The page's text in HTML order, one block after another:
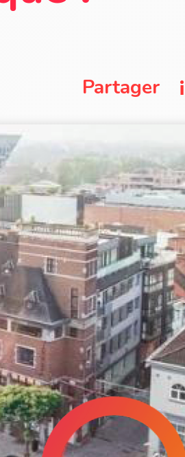
Partager